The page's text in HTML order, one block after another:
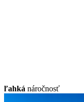
ľahká náročnosť